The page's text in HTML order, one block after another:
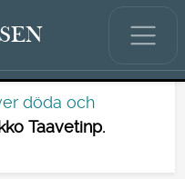
döda och
Taavetinp.